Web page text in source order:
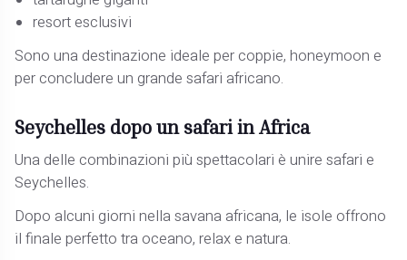
resort esclusivi
Sono una destinazione ideale per coppie, honeymoon e
per concludere un grande safari africano.
Seychelles dopo un safari in Africa
Una delle combinazioni più spettacolari è unire safari e
Seychelles.
Dopo alcuni giorni nella savana africana, le isole offrono
il finale perfetto tra oceano, relax e natura.